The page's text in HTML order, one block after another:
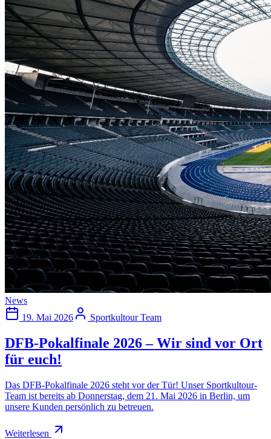
News
19. Mai 2026
Sportkultour Team
DFB-Pokalfinale 2026 – Wir sind vor Ort
für euch!
Das DFB-Pokalfinale 2026 steht vor der Tür! Unser Sportkultour-
Team ist bereits ab Donnerstag, dem 21. Mai 2026 in Berlin, um
unsere Kunden persönlich zu betreuen.
Weiterlesen